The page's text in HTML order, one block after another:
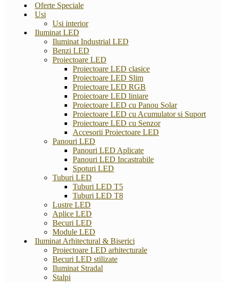
Oferte Speciale
Usi
Usi interior
Iluminat LED
Iluminat Industrial LED
Benzi LED
Proiectoare LED
Proiectoare LED clasice
Proiectoare LED Slim
Proiectoare LED RGB
Proiectoare LED liniare
Proiectoare LED cu Panou Solar
Proiectoare LED cu Acumulator si Suport
Proiectoare LED cu Senzor
Accesorii Proiectoare LED
Panouri LED
Panouri LED Aplicate
Panouri LED Incastrabile
Spoturi LED
Tuburi LED
Tuburi LED T5
Tuburi LED T8
Lustre LED
Aplice LED
Becuri LED
Module LED
Iluminat Arhitectural & Biserici
Proiectoare LED arhitecturale
Becuri LED stilizate
Iluminat Stradal
Stalpi